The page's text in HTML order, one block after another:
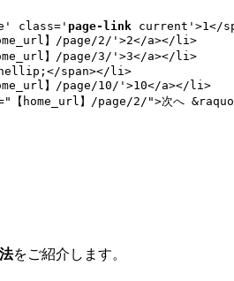
class=' page-link current'>1</
】/page/2/'>2</a></li>
】/page/3/'>3</a></li>
span></li>
】/page/10/'>10</a></li>
【home_url】/page/2/">次へ
をご紹介します。